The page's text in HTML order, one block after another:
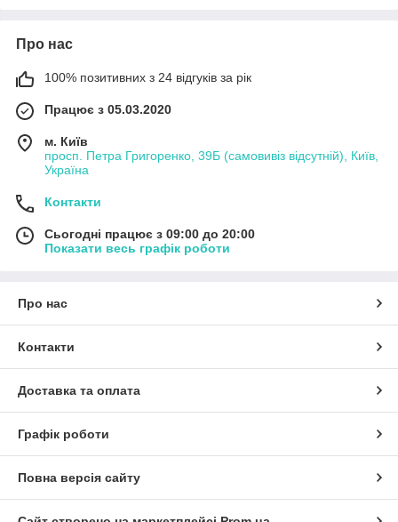
Про нас
100% позитивних з 24 відгуків за рік
Працює з 05.03.2020
м. Київ
просп. Петра Григоренко, 39Б (самовивіз відсутній), Київ,
Україна
Контакти
Сьогодні працює з 09:00 до 20:00
Показати весь графік роботи
Про нас
Контакти
Доставка та оплата
Графік роботи
Повна версія сайту